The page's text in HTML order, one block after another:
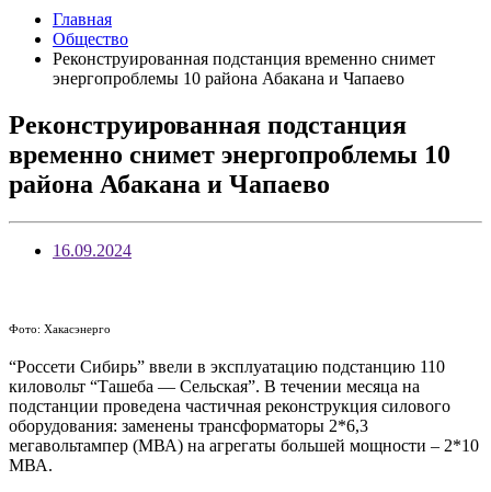
Главная
Общество
Реконструированная подстанция временно снимет
энергопроблемы 10 района Абакана и Чапаево
Реконструированная подстанция
временно снимет энергопроблемы 10
района Абакана и Чапаево
16.09.2024
Фото: Хакасэнерго
“Россети Сибирь” ввели в эксплуатацию подстанцию 110
киловольт “Ташеба — Сельская”. В течении месяца на
подстанции проведена частичная реконструкция силового
оборудования: заменены трансформаторы 2*6,3
мегавольтампер (МВА) на агрегаты большей мощности – 2*10
МВА.